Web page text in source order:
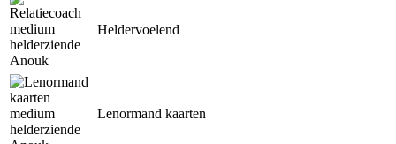
Heldervoelend
Lenormand kaarten